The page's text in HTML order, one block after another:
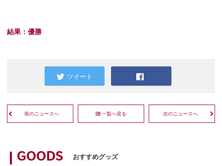
結果：優勝
ツイート
前のニュースへ 一覧へ戻る 次のニュースへ
GOODS おすすめグッズ